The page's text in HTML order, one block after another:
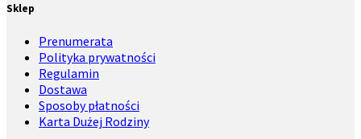
Sklep
Prenumerata
Polityka prywatności
Regulamin
Dostawa
Sposoby płatności
Karta Dużej Rodziny